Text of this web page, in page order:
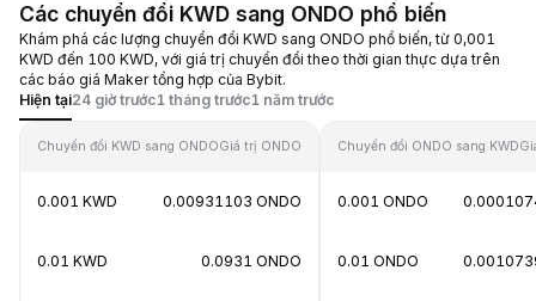
Các chuyển đổi KWD sang ONDO phổ biến
Khám phá các lượng chuyển đổi KWD sang ONDO phổ biến, từ 0,001
KWD đến 100 KWD, với giá trị chuyển đổi theo thời gian thực dựa trên
các báo giá Maker tổng hợp của Bybit.
Hiện tại24 giờ trước1 tháng trước1 năm trước
Chuyển đổi KWD sang ONDOGiá trị ONDO
0.001 KWD 0.00931103 ONDO
0.01 KWD 0.0931 ONDO
Chuyển đổi ONDO sang KWD
0.001 ONDO
0.01 ONDO